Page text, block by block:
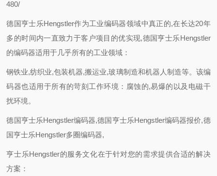
480/
德国亨士乐Hengstler作为工业编码器领域中真正的,在长达20年
多的时间内一直致力于客户项目的优实现,德国亨士乐Hengstler
的编码器适用于几乎所有的工业领域：
钢铁业,纺织业,包装机器,搬运业,玻璃制造和机器人制造等。该编
码器也适用于所有的苛刻工作环境：腐蚀的,易爆的以及电磁干
扰环境。
德国亨士乐Hengstler编码器,德国亨士乐Hengstler编码器报价,德
国亨士乐Hengstler多圈编码器,
亨士乐Hengstler的服务文化在于针对您的需求提供合适的解决
方案：